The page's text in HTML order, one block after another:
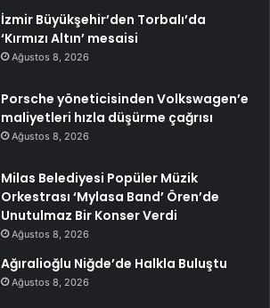
İzmir Büyükşehir’den Torbalı’da
‘Kırmızı Altın’ mesaisi
Ağustos 8, 2026
Porsche yöneticisinden Volkswagen’e
maliyetleri hızla düşürme çağrısı
Ağustos 8, 2026
Milas Belediyesi Popüler Müzik
Orkestrası ‘Mylasa Band’ Ören’de
Unutulmaz Bir Konser Verdi
Ağustos 8, 2026
Ağıralioğlu Niğde’de Halkla Buluştu
Ağustos 8, 2026